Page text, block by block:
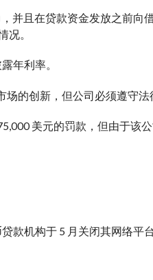
并且在贷款资金发放之前向
况。
年利率。
的创新，但公司必须遵守
美元的罚款，但由于该
款机构于 5 月关闭其网络平